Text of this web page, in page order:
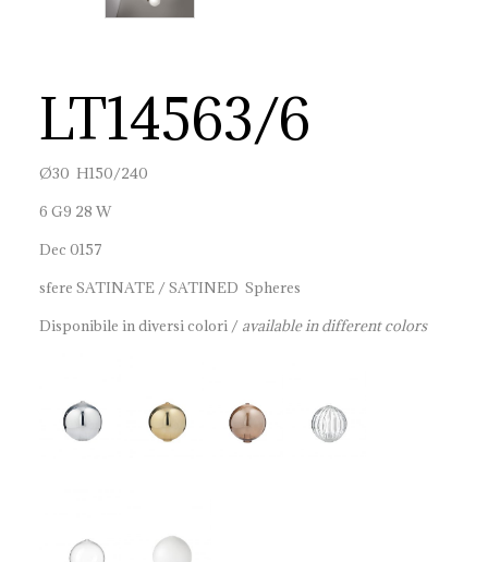
LT14563/6
Ø30 H150/240
6 G9 28 W
Dec 0157
sfere SATINATE / SATINED Spheres
Disponibile in diversi colori / available in different colors